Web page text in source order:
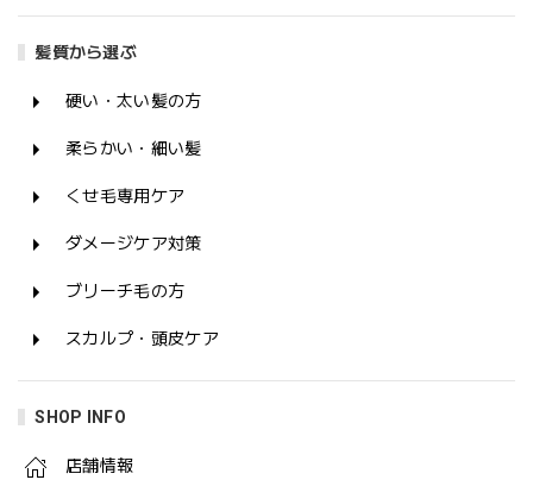
髪質から選ぶ
硬い・太い髪の方
柔らかい・細い髪
くせ毛専用ケア
ダメージケア対策
ブリーチ毛の方
スカルプ・頭皮ケア
SHOP INFO
店舗情報